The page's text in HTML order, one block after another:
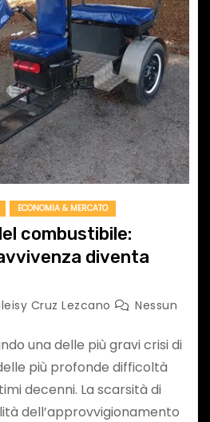
ECONOMIA & MERCATO
combustibile:
diventa
Cruz Lezcano
Nessun
una delle più gravi crisi di
più profonde difficoltà
decenni. La scarsità di
dell’approvvigionamento